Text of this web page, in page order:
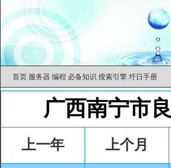
首页 服务器 编程 必备知识 搜索引擎 圩日手册
广西南宁市
上一年 上个月